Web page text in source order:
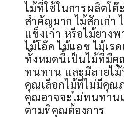
ไม้ที่ใช้ในการผลิตโต๊
สำคัญมาก ไม้สักเก่า
แข็งเก่า หรือไม้ยาง
ไม้โอ๊ค ไม้แอช ไม้เร
ทั้งหมดนี้เป็นไม้ที่มีคุ
ทนทาน และมีลายไม้
คุณเลือกไม้ที่ไม่มีคุณ
คุณอาจจะไม่ทนทาน
ตามที่คุณต้องการ